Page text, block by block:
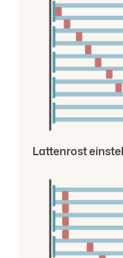
Lattenrost